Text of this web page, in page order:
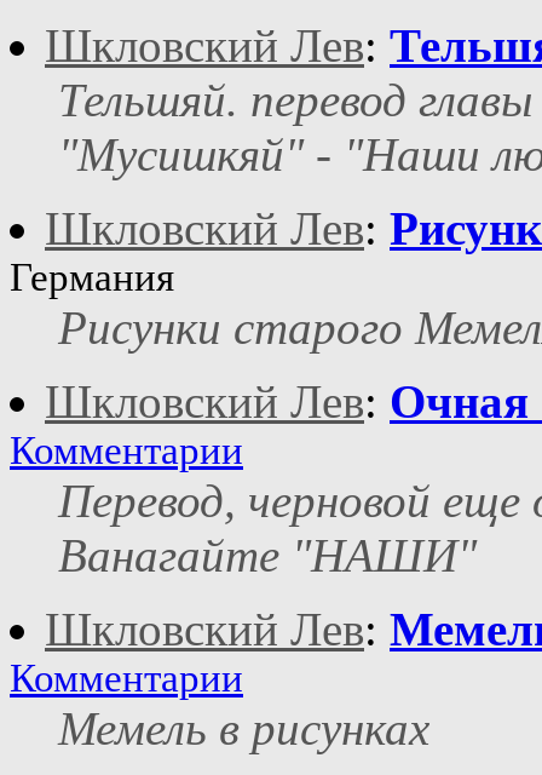
Шкловский Лев:
Тельшяй. перевод
"Мусишкяй" - "Наши
Шкловский Лев:
Германия
Рисунки старого
Шкловский Лев: Очная
Комментарии
Перевод, черновой еще
Ванагайте "НАШИ"
Шкловский Лев:
Комментарии
Мемель в рисунках